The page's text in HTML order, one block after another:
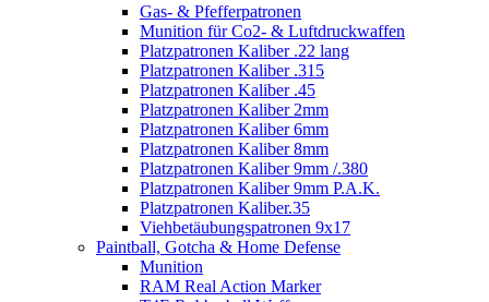
Gas- & Pfefferpatronen
Munition für Co2- & Luftdruckwaffen
Platzpatronen Kaliber .22 lang
Platzpatronen Kaliber .315
Platzpatronen Kaliber .45
Platzpatronen Kaliber 2mm
Platzpatronen Kaliber 6mm
Platzpatronen Kaliber 8mm
Platzpatronen Kaliber 9mm /.380
Platzpatronen Kaliber 9mm P.A.K.
Platzpatronen Kaliber.35
Viehbetäubungspatronen 9x17
Paintball, Gotcha & Home Defense
Munition
RAM Real Action Marker